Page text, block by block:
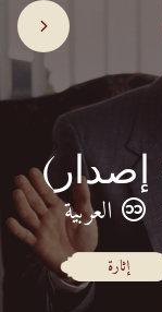
العربية
إثارة